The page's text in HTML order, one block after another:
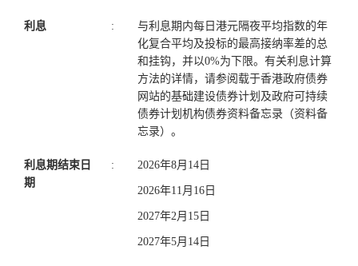
利息 :
与利息期内每日港元隔夜平均指数的年
化复合平均及投标的最高接纳率差的总
和挂钩，并以0%为下限。有关利息计算
方法的详情，请参阅载于香港政府债券
网站的基础建设债券计划及政府可持续
债券计划机构债券资料备忘录（资料备
忘录）。
利息期结束日
期
: 2026年8月14日
2026年11月16日
2027年2月15日
2027年5月14日